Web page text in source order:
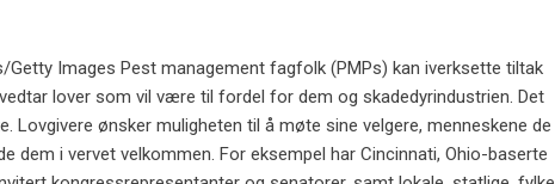
Images Pest management fagfolk (PMPs) kan iverksette tiltak
lover som vil være til fordel for dem og skadedyrindustrien. Det
Lovgivere ønsker muligheten til å møte sine velgere, menneskene de
dem i vervet velkommen. For eksempel har Cincinnati, Ohio-baserte